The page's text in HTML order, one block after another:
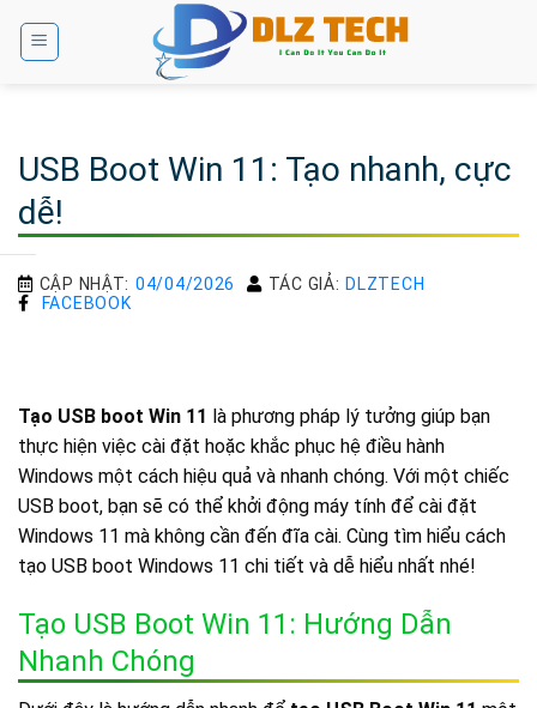
USB Boot Win 11: Tạo nhanh, cực
dễ!
CẬP NHẬT: 04/04/2026 TÁC GIẢ: DLZTECH
FACEBOOK
Tạo USB boot Win 11 là phương pháp lý tưởng giúp bạn
thực hiện việc cài đặt hoặc khắc phục hệ điều hành
Windows một cách hiệu quả và nhanh chóng. Với một chiếc
USB boot, bạn sẽ có thể khởi động máy tính để cài đặt
Windows 11 mà không cần đến đĩa cài. Cùng tìm hiểu cách
tạo USB boot Windows 11 chi tiết và dễ hiểu nhất nhé!
Tạo USB Boot Win 11: Hướng Dẫn
Nhanh Chóng